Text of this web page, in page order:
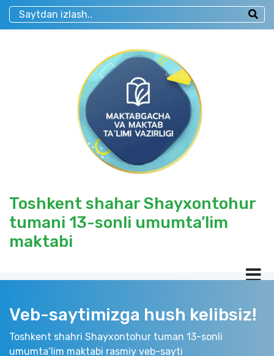
Toshkent shahar Shayxontohur
tumani 13-sonli umumta’lim
maktabi
Veb-saytimizga hush kelibsiz!
Toshkent shahri Shayxontohur tuman 13-sonli
umumta‘lim maktabi rasmiy veb-sayti